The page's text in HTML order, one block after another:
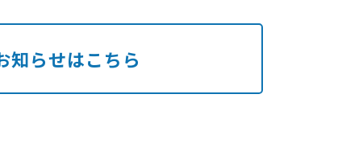
知らせはこちら